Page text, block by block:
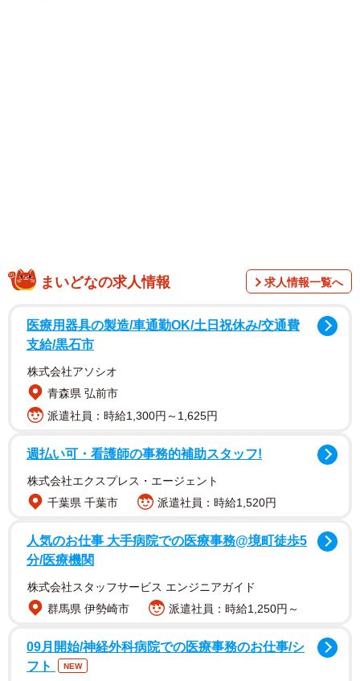
2006年からは新京成線との直通運転が開始され、新京成線
まいどなの求人情報 求人情報一覧へ
医療用器具の製造/車通勤OK/土日祝休み/交通費
支給/黒石市
株式会社アソシオ
青森県 弘前市
派遣社員：時給1,300円～1,625円
週払い可・看護師の事務的補助スタッフ!
株式会社エクスプレス・エージェント
千葉県 千葉市
派遣社員：時給1,520円
人気のお仕事 大手病院での医療事務@境町徒歩5
分/医療機関
株式会社スタッフサービス エンジニアガイド
群馬県 伊勢崎市
派遣社員：時給1,250円～
09月開始/神経外科病院での医療事務のお仕事/シ
フト
NEW